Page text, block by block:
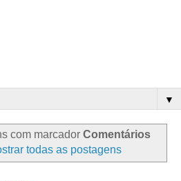
▼
com marcador Comentários
todas as postagens